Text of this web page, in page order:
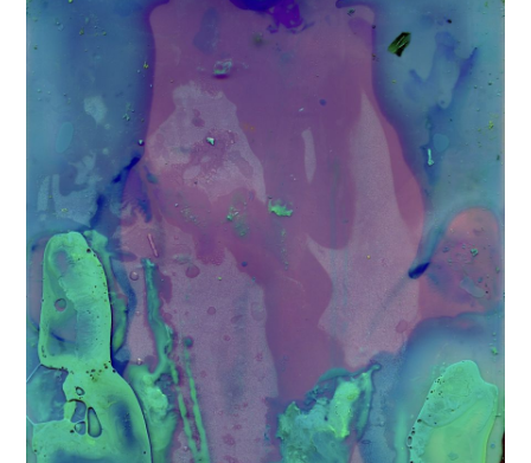
Shop
Galerie
Suche
E-Mail